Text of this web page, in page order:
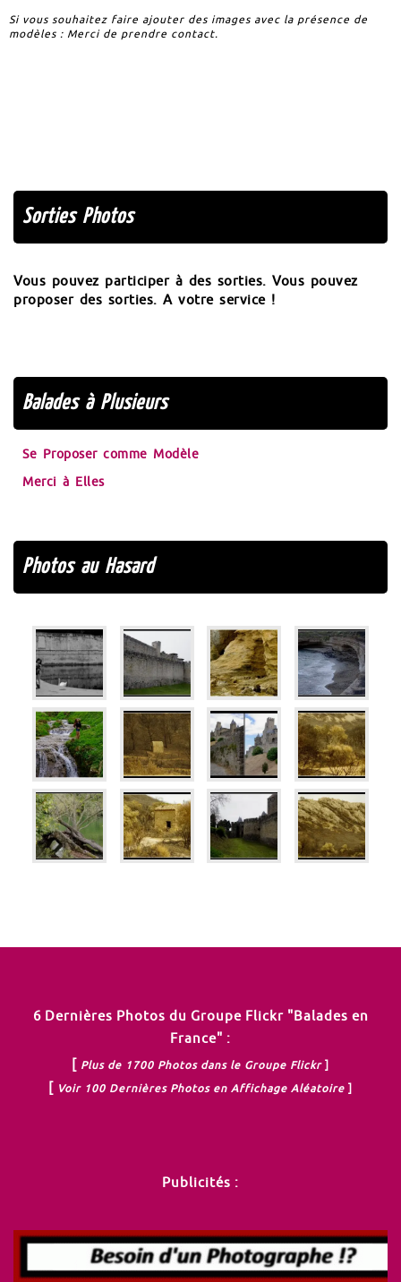
Si vous souhaitez faire ajouter des images avec la présence de
modèles : Merci de prendre contact.
Sorties Photos
Vous pouvez participer à des sorties. Vous pouvez
proposer des sorties. A votre service !
Balades à Plusieurs
Se Proposer comme Modèle
Merci à Elles
Photos au Hasard
6 Dernières Photos du Groupe Flickr "Balades en
France" :
Plus de 1700 Photos dans le Groupe Flickr]
Voir 100 Dernières Photos en Affichage Aléatoire ]
Publicités :